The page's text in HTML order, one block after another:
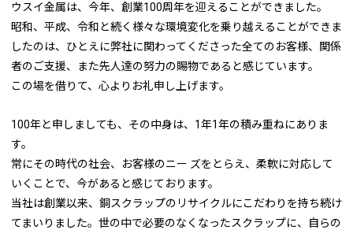
ウスイ金属は、今年、創業100周年を迎えることができました。
昭和、平成、令和と続く様々な環境変化を乗り越えることができま
したのは、ひとえに弊社に関わってくださった全てのお客様、関係
者のご支援、また先人達の努力の賜物であると感じています。
この場を借りて、心よりお礼申し上げます。
100年と申しましても、その中身は、1年1年の積み重ねにありま
す。
常にその時代の社会、お客様のニー ズをとらえ、柔軟に対応して
いくことで、今があると感じております。
当社は創業以来、銅スクラップのリサイクルにこだわりを持ち続け
てまいりました。世の中で必要のなくなったスクラップに、自らの